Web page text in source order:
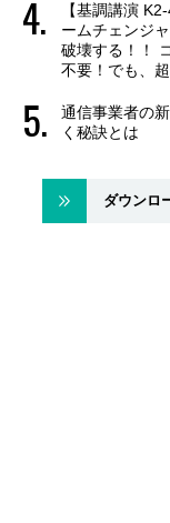
【基調講演
ームチェンジ
破壊する！！
不要！でも、
通信事業者の
く秘訣とは
ダウンロ